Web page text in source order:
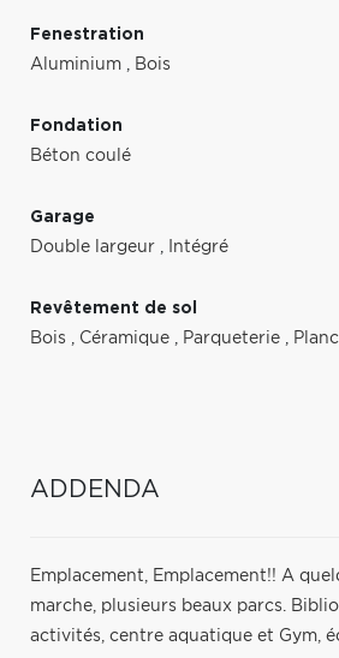
Fenestration
Aluminium , Bois
Fondation
Béton coulé
Garage
Double largeur , Intégré
Revêtement de sol
Bois , Céramique , Parqueterie ,
ADDENDA
Emplacement, Emplacement!! A
marche, plusieurs beaux parcs.
activités, centre aquatique et Gym,